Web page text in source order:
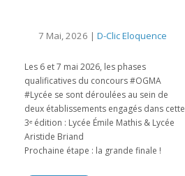
7 Mai, 2026 | D-Clic Eloquence
Les 6 et 7 mai 2026, les phases
qualificatives du concours #OGMA
#Lycée se sont déroulées au sein de
deux établissements engagés dans cette
3ᵉ édition : Lycée Émile Mathis & Lycée
Aristide Briand
Prochaine étape : la grande finale !